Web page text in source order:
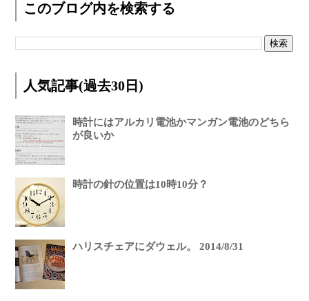
このブログ内を検索する
人気記事(過去30日)
時計にはアルカリ電池かマンガン電池のどちら
が良いか
時計の針の位置は10時10分？
ハリスチェアにダウェル。 2014/8/31